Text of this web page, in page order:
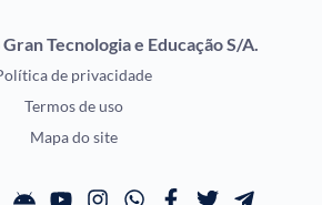
OAB
Prova OAB
Calendário OAB
Questões OAB
Tecnologia e Educação S/A.
de privacidade
Termos de uso
Mapa do site